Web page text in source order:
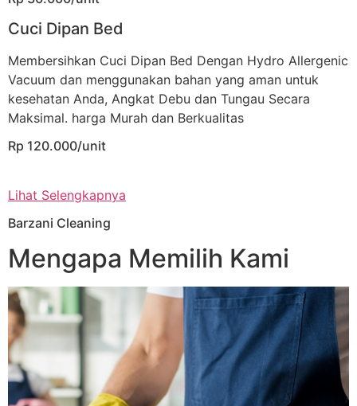
Cuci Dipan Bed
Membersihkan Cuci Dipan Bed Dengan Hydro Allergenic
Vacuum dan menggunakan bahan yang aman untuk
kesehatan Anda, Angkat Debu dan Tungau Secara
Maksimal. harga Murah dan Berkualitas
Rp 120.000/unit
Lihat Selengkapnya
Barzani Cleaning
Mengapa Memilih Kami